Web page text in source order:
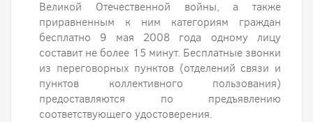
Великой Отечественной войны, а также
приравненным к ним категориям граждан
бесплатно 9 мая 2008 года одному лицу
составит не более 15 минут. Бесплатные звонки
из переговорных пунктов (отделений связи и
пунктов коллективного пользования)
предоставляются по предъявлению
соответствующего удостоверения.